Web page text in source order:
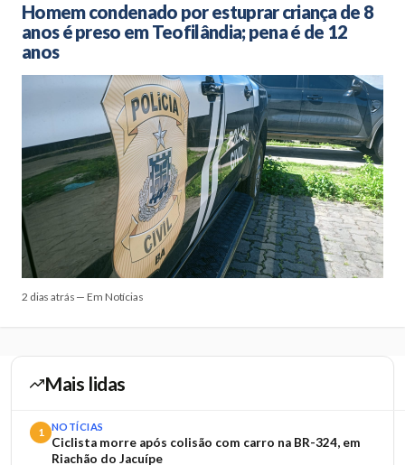
Homem condenado por estuprar criança de 8
anos é preso em Teofilândia; pena é de 12
anos
2 dias atrás — Em Notícias
Mais lidas
1 NOTÍCIAS
Ciclista morre após colisão com carro na BR-324, em
Riachão do Jacuípe